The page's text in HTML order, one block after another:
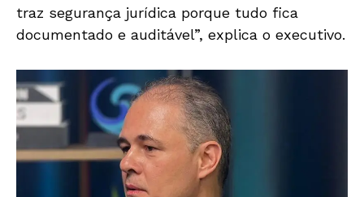
traz segurança jurídica porque tudo fica
documentado e auditável”, explica o executivo.